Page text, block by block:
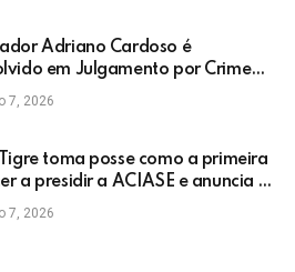
Adriano Cardoso é
em Julgamento por Crime
no TRE
7, 2026
toma posse como a primeira
a presidir a ACIASE e anuncia a
do Prêmio Destaque
7, 2026